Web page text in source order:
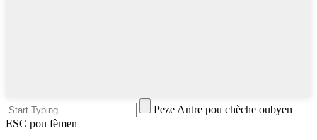
Peze Antre pou chèche oubyen
ESC pou fèmen